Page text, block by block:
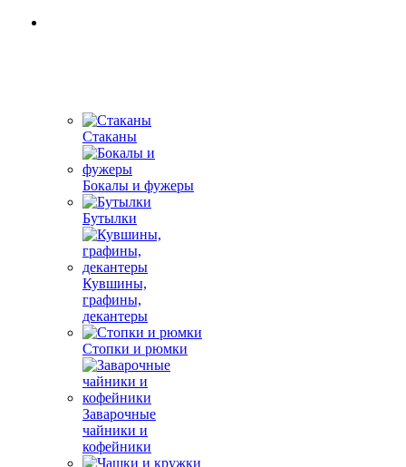
Стаканы
Бокалы и фужеры
Бутылки
Кувшины,
графины,
декантеры
Стопки и рюмки
Заварочные
чайники и
кофейники